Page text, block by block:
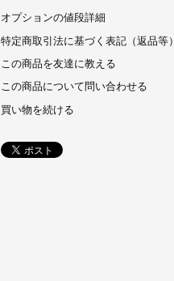
オプションの値段詳細
特定商取引法に基づく表記（返品等）
この商品を友達に教える
この商品について問い合わせる
買い物を続ける